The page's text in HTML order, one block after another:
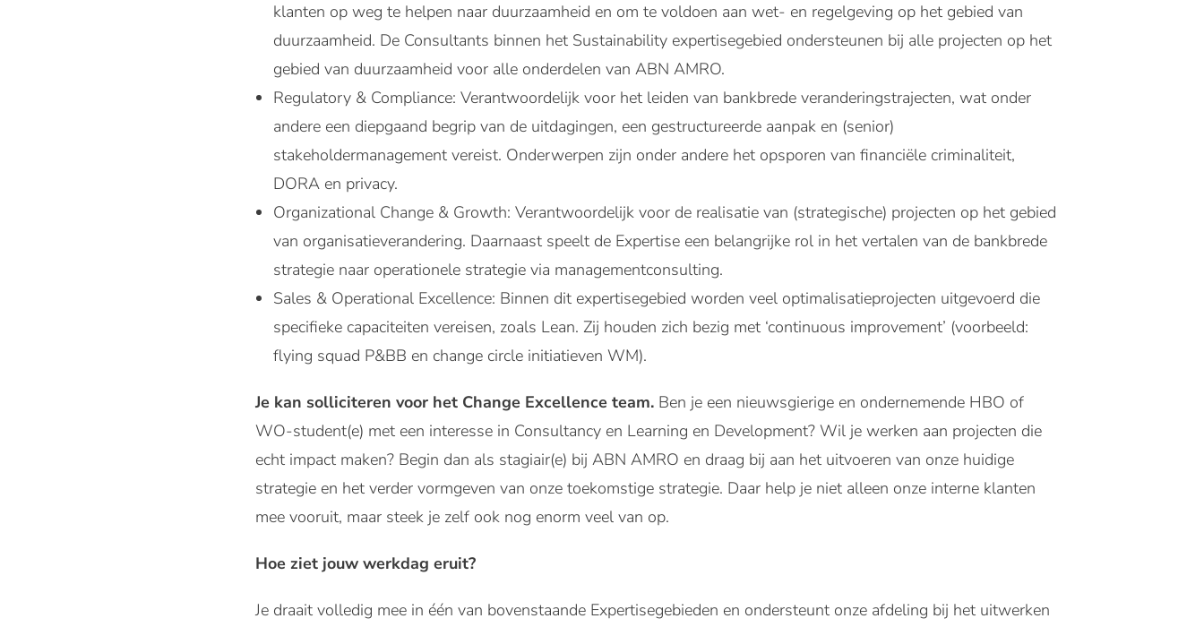
klanten op weg te helpen naar duurzaamheid en om te voldoen aan wet- en regelgeving op het gebied van
duurzaamheid. De Consultants binnen het Sustainability expertisegebied ondersteunen bij alle projecten op het
gebied van duurzaamheid voor alle onderdelen van ABN AMRO.
Regulatory & Compliance: Verantwoordelijk voor het leiden van bankbrede veranderingstrajecten, wat onder
andere een diepgaand begrip van de uitdagingen, een gestructureerde aanpak en (senior)
stakeholdermanagement vereist. Onderwerpen zijn onder andere het opsporen van financiële criminaliteit,
DORA en privacy.
Organizational Change & Growth: Verantwoordelijk voor de realisatie van (strategische) projecten op het gebied
van organisatieverandering. Daarnaast speelt de Expertise een belangrijke rol in het vertalen van de bankbrede
strategie naar operationele strategie via managementconsulting.
Sales & Operational Excellence: Binnen dit expertisegebied worden veel optimalisatieprojecten uitgevoerd die
specifieke capaciteiten vereisen, zoals Lean. Zij houden zich bezig met ‘continuous improvement’ (voorbeeld:
flying squad P&BB en change circle initiatieven WM).
Je kan solliciteren voor het Change Excellence team. Ben je een nieuwsgierige en ondernemende HBO of
WO-student(e) met een interesse in Consultancy en Learning en Development? Wil je werken aan projecten die
echt impact maken? Begin dan als stagiair(e) bij ABN AMRO en draag bij aan het uitvoeren van onze huidige
strategie en het verder vormgeven van onze toekomstige strategie. Daar help je niet alleen onze interne klanten
mee vooruit, maar steek je zelf ook nog enorm veel van op.
Hoe ziet jouw werkdag eruit?
Je draait volledig mee in één van bovenstaande Expertisegebieden en ondersteunt onze afdeling bij het uitwerken